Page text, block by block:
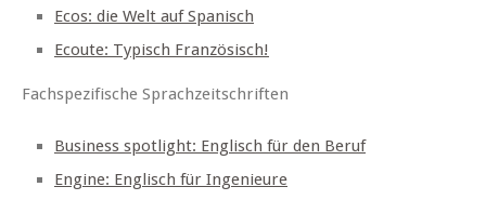
Ecos: die Welt auf Spanisch
Ecoute: Typisch Französisch!
Fachspezifische Sprachzeitschriften
Business spotlight: Englisch für den Beruf
Engine: Englisch für Ingenieure